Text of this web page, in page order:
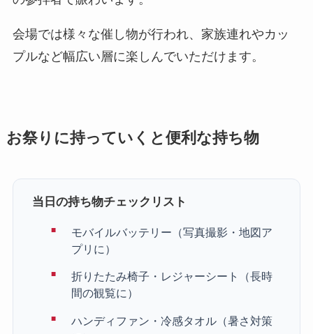
会場では様々な催し物が行われ、家族連れやカッ
プルなど幅広い層に楽しんでいただけます。
お祭りに持っていくと便利な持ち物
当日の持ち物チェックリスト
モバイルバッテリー（写真撮影・地図ア
プリに）
折りたたみ椅子・レジャーシート（長時
間の観覧に）
ハンディファン・冷感タオル（暑さ対策